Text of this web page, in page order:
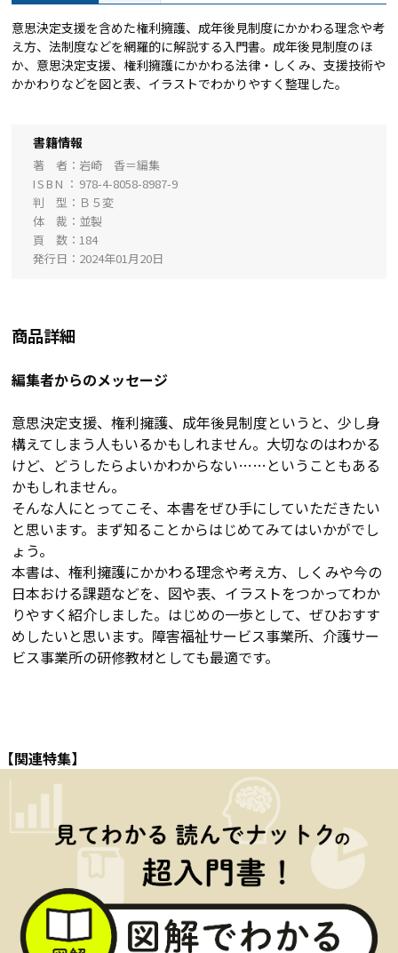
意思決定支援を含めた権利擁護、成年後見制度にかかわる理念や考
え方、法制度などを網羅的に解説する入門書。成年後見制度のほ
か、意思決定支援、権利擁護にかかわる法律・しくみ、支援技術や
かかわりなどを図と表、イラストでわかりやすく整理した。
書籍情報
著 者
岩崎 香＝編集
ISBN
978-4-8058-8987-9
判 型
Ｂ５変
体 裁
並製
頁 数
184
発行日
2024年01月20日
商品詳細
編集者からのメッセージ
意思決定支援、権利擁護、成年後見制度というと、少し身
構えてしまう人もいるかもしれません。大切なのはわかる
けど、どうしたらよいかわからない……ということもある
かもしれません。
そんな人にとってこそ、本書をぜひ手にしていただきたい
と思います。まず知ることからはじめてみてはいかがでし
ょう。
本書は、権利擁護にかかわる理念や考え方、しくみや今の
日本おける課題などを、図や表、イラストをつかってわか
りやすく紹介しました。はじめの一歩として、ぜひおすす
めしたいと思います。障害福祉サービス事業所、介護サー
ビス事業所の研修教材としても最適です。
【関連特集】